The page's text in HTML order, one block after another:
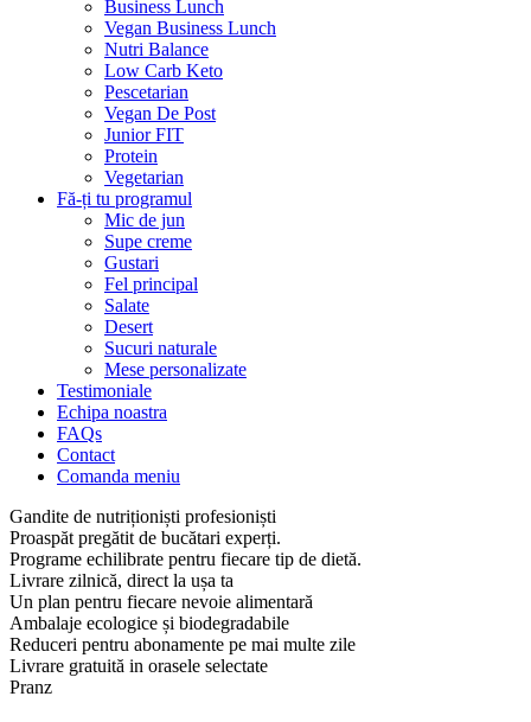
Business Lunch
Vegan Business Lunch
Nutri Balance
Low Carb Keto
Pescetarian
Vegan De Post
Junior FIT
Protein
Vegetarian
Fă-ți tu programul
Mic de jun
Supe creme
Gustari
Fel principal
Salate
Desert
Sucuri naturale
Mese personalizate
Testimoniale
Echipa noastra
FAQs
Contact
Comanda meniu
Gandite de nutriționiști profesioniști
Proaspăt pregătit de bucătari experți.
Programe echilibrate pentru fiecare tip de dietă.
Livrare zilnică, direct la ușa ta
Un plan pentru fiecare nevoie alimentară
Ambalaje ecologice și biodegradabile
Reduceri pentru abonamente pe mai multe zile
Livrare gratuită in orasele selectate
Pranz